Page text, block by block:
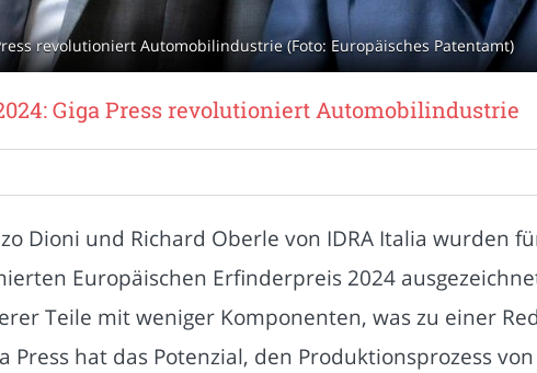
revolutioniert Automobilindustrie (Foto: Europäisches Patentamt)
Giga Press revolutioniert Automobilindustrie
Dioni und Richard Oberle von IDRA Italia wurden
Europäischen Erfinderpreis 2024
Teile mit weniger Komponenten, was zu einer
Press hat das Potenzial, den Produktionsprozess